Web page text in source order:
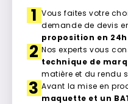
1 Vous faites votre
demande de devis
proposition en 24h
2 Nos experts vous
technique de
matière et du rendu
3Avant la mise en
maquette et un